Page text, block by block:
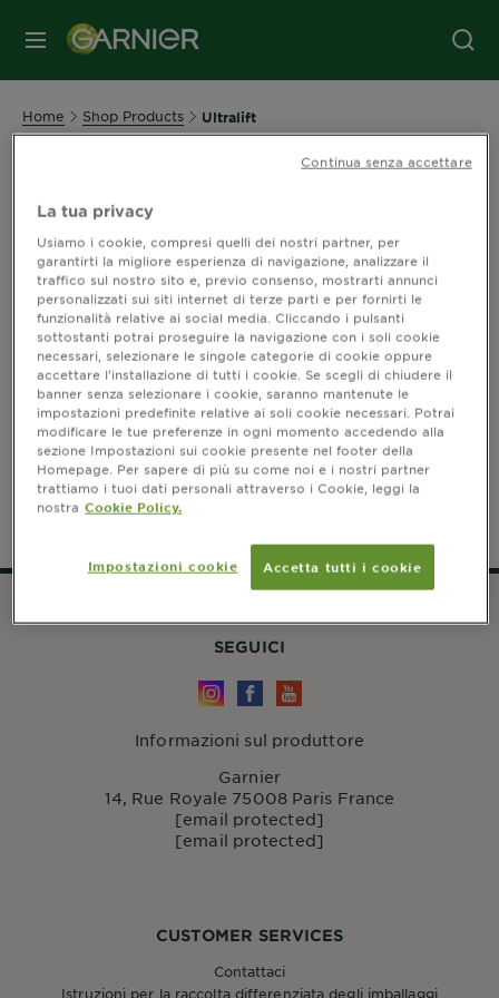
MENU
Home Shop Products Ultralift
ULTRALIFT COMPLETE BEAUTY
Per una pelle chevorrebbe ritrovare tonicità
e luminosità mentre combatte le rughe.
Filters
Ordina per
Novità
Mostra (0) risultato / i
CUSTOMER SERVICES
Contattaci
Istruzioni per la raccolta differenziata degli imballaggi
SEGUICI
Informazioni sul produttore
Garnier
14, Rue Royale 75008 Paris France
[email protected]
[email protected]
La tua privacy
Usiamo i cookie, compresi quelli dei nostri partner, per
garantirti la migliore esperienza di navigazione, analizzare il
traffico sul nostro sito e, previo consenso, mostrarti annunci
personalizzati sui siti internet di terze parti e per fornirti le
funzionalità relative ai social media. Cliccando i pulsanti
sottostanti potrai proseguire la navigazione con i soli cookie
necessari, selezionare le singole categorie di cookie oppure
accettare l’installazione di tutti i cookie. Se scegli di chiudere il
banner senza selezionare i cookie, saranno mantenute le
impostazioni predefinite relative ai soli cookie necessari. Potrai
modificare le tue preferenze in ogni momento accedendo alla
sezione Impostazioni sui cookie presente nel footer della
Homepage. Per sapere di più su come noi e i nostri partner
trattiamo i tuoi dati personali attraverso i Cookie, leggi la
nostra Cookie Policy.
Impostazioni cookie Accetta tutti i cookie
Continua senza accettare